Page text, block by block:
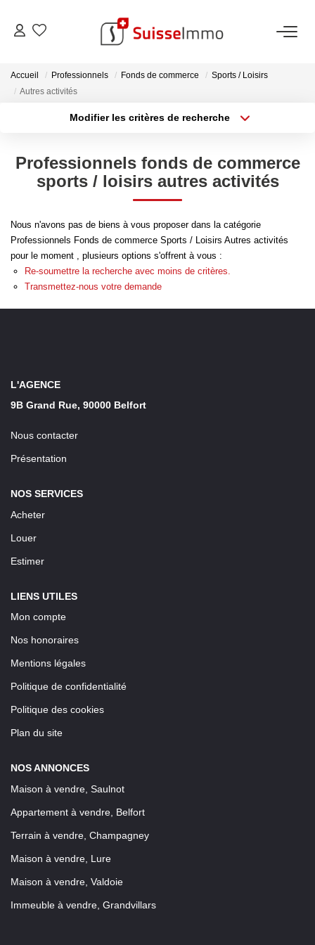
ACHETER
VENDRE
Estimer Votre Bien En Ligne
Consultez Les Avis Clients
Consultez Nos Dernières Ventes
Confiez-Nous La Recherche De Votre Location
Accueil Professionnels Fonds de commerce
Sports / Loisirs
Autres activités
Modifier les critères de recherche
Sélectionnez...
Type de bien
Surface min
Créer une alerte
Professionnels fonds de commerce
sports / loisirs autres activités
Nous n'avons pas de biens à vous proposer dans la catégorie
Professionnels Fonds de commerce Sports / Loisirs Autres activités
pour le moment , plusieurs options s'offrent à vous :
Re-soumettre la recherche avec moins de critères.
Transmettez-nous votre demande
L'AGENCE
9B Grand Rue, 90000 Belfort
Nous contacter
Présentation
NOS SERVICES
Acheter
Louer
Estimer
LIENS UTILES
Mon compte
Nos honoraires
Mentions légales
Politique de confidentialité
Politique des cookies
Plan du site
NOS ANNONCES
Maison à vendre, Saulnot
Appartement à vendre, Belfort
Terrain à vendre, Champagney
Maison à vendre, Lure
Maison à vendre, Valdoie
Immeuble à vendre, Grandvillars